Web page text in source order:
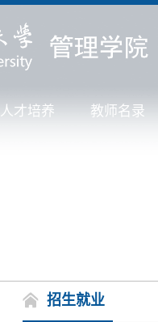
人才培养 教师名录
招生就业